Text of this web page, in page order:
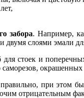
забора. Например,
двумя слоями эмали
стоек и
окрашенных
правильно, при этом
отрицательным